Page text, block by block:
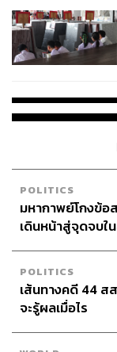
POLITICS
มหากาพย์โกงข้
เดินหน้าสู่จุดจบใ
POLITICS
เส้นทางคดี 44 ส
จะรู้ผลเมื่อไร